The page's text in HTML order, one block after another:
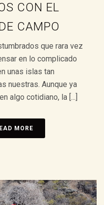
CON EL
CAMPO
que rara vez
en lo complicado
unas islas tan
nuestras. Aunque ya
algo cotidiano, la [...]
MORE